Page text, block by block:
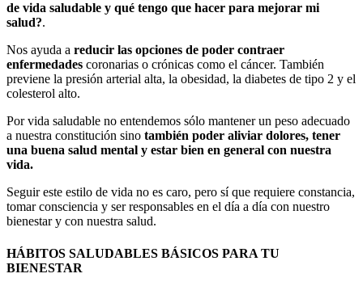
de vida saludable y qué tengo que hacer para mejorar mi
salud?.
Nos ayuda a reducir las opciones de poder contraer
enfermedades coronarias o crónicas como el cáncer. También
previene la presión arterial alta, la obesidad, la diabetes de tipo 2 y el
colesterol alto.
Por vida saludable no entendemos sólo mantener un peso adecuado
a nuestra constitución sino también poder aliviar dolores, tener
una buena salud mental y estar bien en general con nuestra
vida.
Seguir este estilo de vida no es caro, pero sí que requiere constancia,
tomar consciencia y ser responsables en el día a día con nuestro
bienestar y con nuestra salud.
HÁBITOS SALUDABLES BÁSICOS PARA TU
BIENESTAR